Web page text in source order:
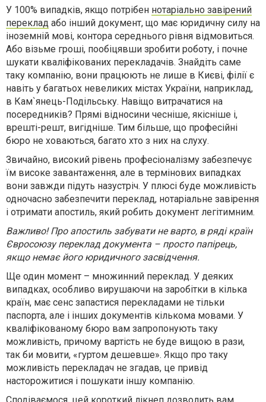
У 100% випадків, якщо потрібен нотаріально завірений
переклад або інший документ, що має юридичну силу на
іноземній мові, контора середнього рівня відмовиться.
Або візьме гроші, пообіцявши зробити роботу, і почне
шукати кваліфікованих перекладачів. Знайдіть саме
таку компанію, вони працюють не лише в Києві, філії є
навіть у багатьох невеликих містах України, наприклад,
в Кам`янець-Подільську. Навіщо витрачатися на
посередників? Прямі відносини чесніше, якісніше і,
врешті-решт, вигідніше. Тим більше, що професійні
бюро не ховаються, багато хто з них на слуху.
Звичайно, високий рівень професіоналізму забезпечує
їм високе завантаження, але в термінових випадках
вони завжди підуть назустріч. У плюсі ​​буде можливість
одночасно забезпечити переклад, нотаріальне завірення
і отримати апостиль, який робить документ легітимним.
Важливо! Про апостиль забувати не варто, в ряді країн
Євросоюзу переклад документа – просто папірець,
якщо немає його юридичного засвідчення.
Ще один момент – множинний переклад. У деяких
випадках, особливо вирушаючи на заробітки в кілька
країн, має сенс запастися перекладами не тільки
паспорта, але і інших документів кількома мовами. У
кваліфікованому бюро вам запропонують таку
можливість, причому вартість не буде вищою в рази,
так би мовити, «гуртом дешевше». Якщо про таку
можливість перекладач не згадав, це привід
насторожитися і пошукати іншу компанію.